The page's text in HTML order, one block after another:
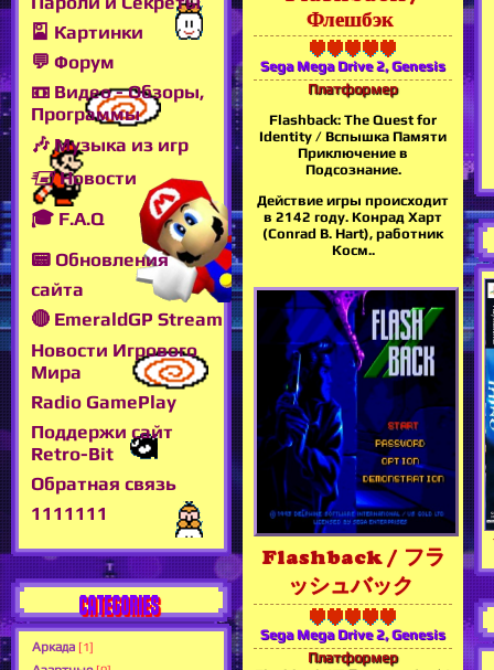
🎴 Картинки
💬 Форум
📼 Видео - Обзоры,
Программы
🎶 Музыка из игр
🖅 Новости
🎓 F.A.Q
📟 Обновления
сайта
🔴 EmeraldGP Stream
Новости Игрового
Мира
Radio GamePlay
Поддержи сайт
Retro-Bit
Обратная связь
1111111
CATEGORIES
Аркада [1]
Флешбэк
Sega Mega Drive 2, Genesis
Платформер
Flashback: The Quest for
Identity / Вспышка Памяти
Приключение в
Подсознание.
Действие игры происходит
в 2142 году. Конрад Харт
(Conrad B. Hart), работник
Косм..
Flashback / フラ
ッシュバック
Sega Mega Drive 2, Genesis
Платформер